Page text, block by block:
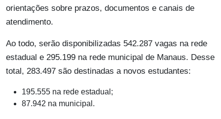
orientações sobre prazos, documentos e canais de
atendimento.
Ao todo, serão disponibilizadas 542.287 vagas na rede
estadual e 295.199 na rede municipal de Manaus. Desse
total, 283.497 são destinadas a novos estudantes:
195.555 na rede estadual;
87.942 na municipal.